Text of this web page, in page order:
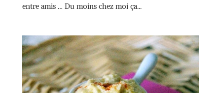
entre amis … Du moins chez moi ça...